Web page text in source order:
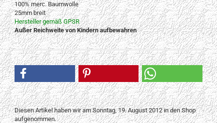
100% merc. Baumwolle
25mm breit
Hersteller gemäß GPSR
Außer Reichweite von Kindern aufbewahren
Diesen Artikel haben wir am Sonntag, 19. August 2012 in den Shop
aufgenommen.